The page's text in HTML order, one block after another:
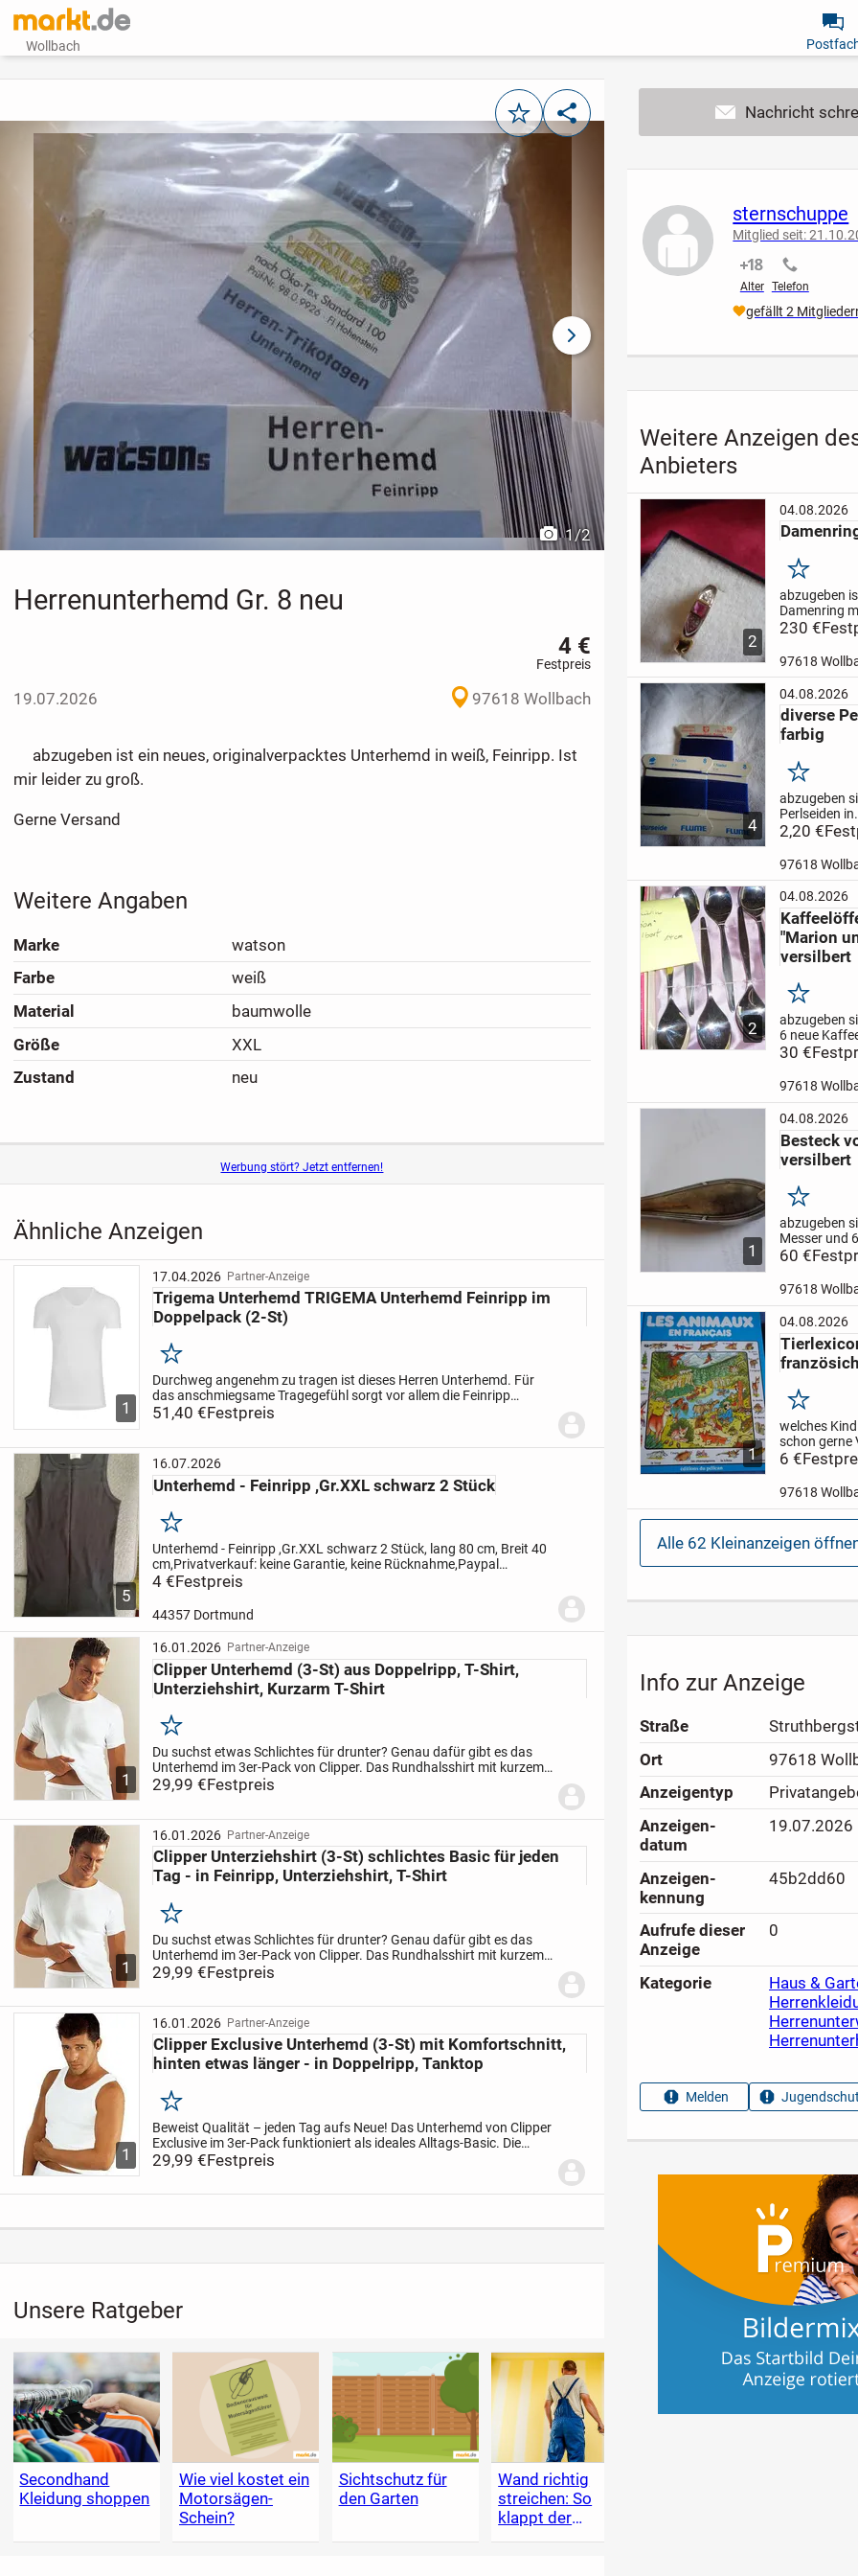
Wollbach
MerkenTeilen
vorheriges Bild
1/2
nächstes Bild
Herrenunterhemd Gr. 8 neu
4 €
Festpreis
19.07.2026 97618 Wollbach
abzugeben ist ein neues, originalverpacktes Unterhemd in weiß, Feinripp. Ist
mir leider zu groß.
Gerne Versand
Weitere Angaben
Marke
watson
Farbe
weiß
Material
baumwolle
Größe
XXL
Zustand
neu
Werbung stört? Jetzt entfernen!
Ähnliche Anzeigen
1
17.04.2026 Partner-Anzeige
Trigema Unterhemd TRIGEMA Unterhemd Feinripp im
Doppelpack (2-St)
Merken
Durchweg angenehm zu tragen ist dieses Herren Unterhemd. Für
das anschmiegsame Tragegefühl sorgt vor allem die Feinripp
Qualität aus reiner Biobaumwolle. Im Schlauch gestrickt, entfallen
51,40 €Festpreis
5
16.07.2026
Unterhemd - Feinripp ,Gr.XXL schwarz 2 Stück
Merken
Unterhemd - Feinripp ,Gr.XXL schwarz 2 Stück, lang 80 cm, Breit 40
cm,Privatverkauf: keine Garantie, keine Rücknahme,Paypal
Freunde, Versand 3 Euro,
4 €Festpreis
44357 Dortmund
1
16.01.2026 Partner-Anzeige
Clipper Unterhemd (3-St) aus Doppelripp, T-Shirt,
Unterziehshirt, Kurzarm T-Shirt
Merken
Du suchst etwas Schlichtes für drunter? Genau dafür gibt es das
Unterhemd im 3er-Pack von Clipper. Das Rundhalsshirt mit kurzem
Ärmel ist das perfekte Basic für jeden Tag. Sein Material ist
29,99 €Festpreis
1
16.01.2026 Partner-Anzeige
Clipper Unterziehshirt (3-St) schlichtes Basic für jeden
Tag - in Feinripp, Unterziehshirt, T-Shirt
Merken
Du suchst etwas Schlichtes für drunter? Genau dafür gibt es das
Unterhemd im 3er-Pack von Clipper. Das Rundhalsshirt mit kurzem
Ärmel ist das perfekte Basic für jeden Tag. Sein Material ist
29,99 €Festpreis
1
16.01.2026 Partner-Anzeige
Clipper Exclusive Unterhemd (3-St) mit Komfortschnitt,
hinten etwas länger - in Doppelripp, Tanktop
Merken
Beweist Qualität – jeden Tag aufs Neue! Das Unterhemd von Clipper
Exclusive im 3er-Pack funktioniert als ideales Alltags-Basic. Die
Herrenwäsche schmiegt sich dank des Slim-fits wie eine zweite
29,99 €Festpreis
Unsere Ratgeber
Secondhand
Kleidung shoppen
Wie viel kostet ein
Motorsägen-
Schein?
Sichtschutz für
den Garten
Wand richtig
streichen: So
klappt der
Anstrich
sternschuppe
Mitglied seit:
Alter
nicht verifiziert
Telefon
nicht
gefällt 2
Weitere Anzeigen
Anbieters
2
04.08.2026
Merken
abzugeben
Damenring
Rubin und
eine Größe
230 €
97618
4
04.08.2026
diverse
farbig
Merken
abzugeben
Perlseiden in
und Stärken.
sind auf den
Fotos
Teilweise mit
teilweise mit
Pro
2,20 €
97618
2
04.08.2026
"Marion
versilbert
Merken
abzugeben
6 neue
versilbert,
hergestellt
haben Sie die
Möglichkeit,
vorhandenen
30 €
97618
1
04.08.2026
Besteck
versilbert
Merken
abzugeben
Messer und
versilbert.
ich den
Musters
60 €
97618
1
04.08.2026
Merken
welches
schon gerne
Mit diesem
Tiernamen
Leichtigkeit
einem TOP
Gerne
6 €
97618
Alle 62 Kleinanzeigen
Info zur Anzeige
Straße
Ort
97618
Anzeigen­typ
Anzeigen­
datum
19.07.2026
Anzeigen­
kennung
45b2dd60
Aufrufe dieser
Anzeige
0
Kategorie Haus &
Melden